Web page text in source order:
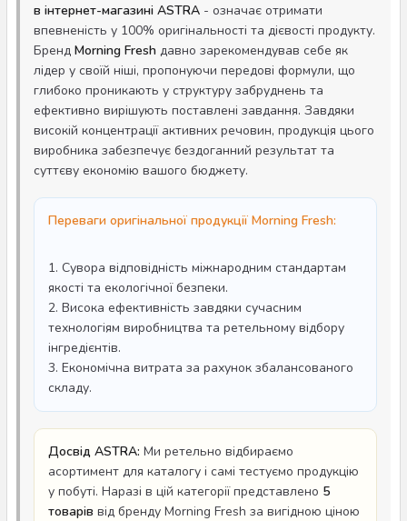
в інтернет-магазині ASTRA - означає отримати
впевненість у 100% оригінальності та дієвості продукту.
Бренд Morning Fresh давно зарекомендував себе як
лідер у своїй ніші, пропонуючи передові формули, що
глибоко проникають у структуру забруднень та
ефективно вирішують поставлені завдання. Завдяки
високій концентрації активних речовин, продукція цього
виробника забезпечує бездоганний результат та
суттєву економію вашого бюджету.
Переваги оригінальної продукції Morning Fresh:
1. Сувора відповідність міжнародним стандартам
якості та екологічної безпеки.
2. Висока ефективність завдяки сучасним
технологіям виробництва та ретельному відбору
інгредієнтів.
3. Економічна витрата за рахунок збалансованого
складу.
Досвід ASTRA: Ми ретельно відбираємо
асортимент для каталогу і самі тестуємо продукцію
у побуті. Наразі в цій категорії представлено 5
товарів від бренду Morning Fresh за вигідною ціною